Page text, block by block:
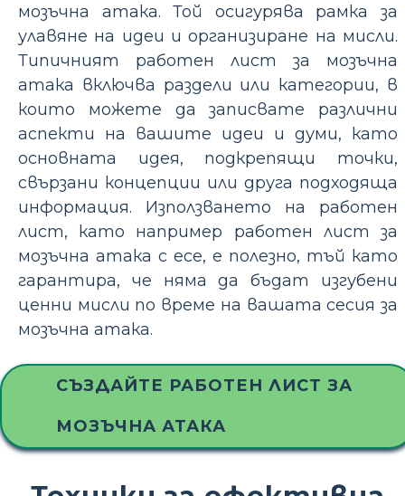
мозъчна атака. Той осигурява рамка за
улавяне на идеи и организиране на мисли.
Типичният работен лист за мозъчна
атака включва раздели или категории, в
които можете да записвате различни
аспекти на вашите идеи и думи, като
основната идея, подкрепящи точки,
свързани концепции или друга подходяща
информация. Използването на работен
лист, като например работен лист за
мозъчна атака с есе, е полезно, тъй като
гарантира, че няма да бъдат изгубени
ценни мисли по време на вашата сесия за
мозъчна атака.
СЪЗДАЙТЕ РАБОТЕН ЛИСТ ЗА
МОЗЪЧНА АТАКА